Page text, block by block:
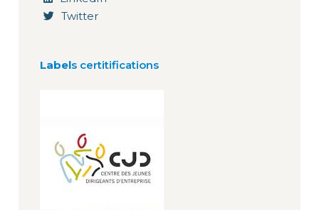
Twitter
Labels certitifications